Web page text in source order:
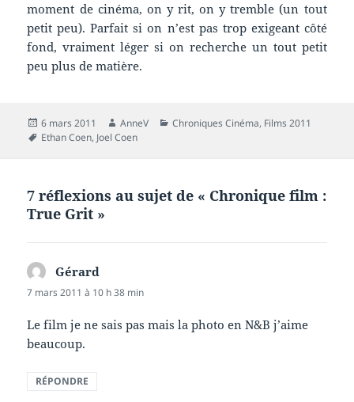
moment de cinéma, on y rit, on y tremble (un tout
petit peu). Parfait si on n’est pas trop exigeant côté
fond, vraiment léger si on recherche un tout petit
peu plus de matière.
Publié
le
6 mars 2011 Auteur
AnneV Catégories
Chroniques Cinéma, Films 2011
Mots-
Ethan Coen, Joel Coen
7 réflexions au sujet de « Chronique film :
True Grit »
Gérard
7 mars 2011 à 10 h 38 min
Le film je ne sais pas mais la photo en N&B j’aime
beaucoup.
RÉPONDRE